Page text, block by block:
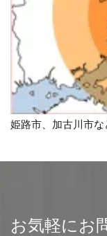
姫路市、加古川市な
お気軽にお